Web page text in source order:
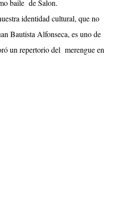
baile de Salon.
identidad cultural, que no
Bautista Alfonseca, es uno de
un repertorio del merengue en